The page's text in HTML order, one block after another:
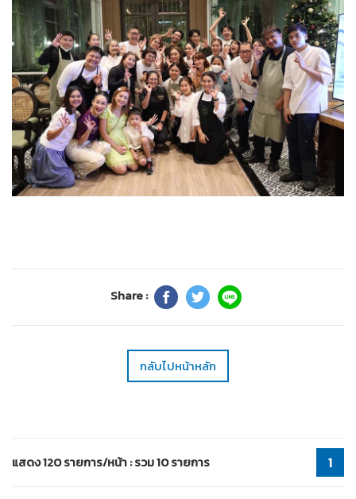
Share :
กลับไปหน้าหลัก
แสดง 120 รายการ/หน้า : รวม 10 รายการ 1